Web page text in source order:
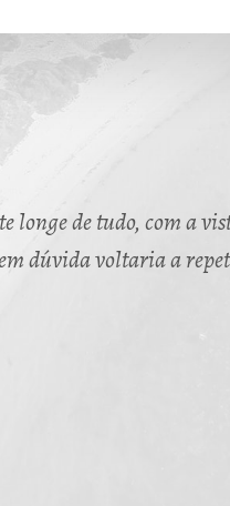
longe de tudo, com a
dúvida voltaria a